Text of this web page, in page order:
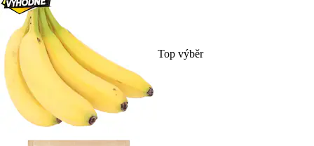
Top výběr